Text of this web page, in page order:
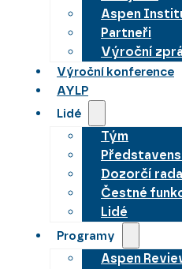
Aspen
Partneři
Výroční
Výroční konference
AYLP
Lidé
Tým
Dozorčí rada
Čestné
Lidé
Programy
Aspen